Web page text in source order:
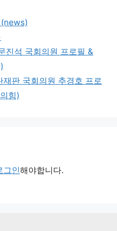
진석 국회의원 프로필 &
판 국회의원 추경호 프로
힘)
그인해야합니다.